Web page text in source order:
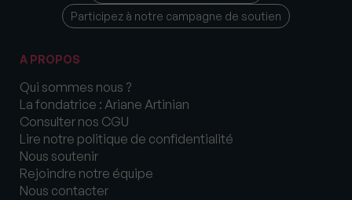
Participez à notre campagne de soutien
A PROPOS
Qui sommes nous ?
La fondatrice : Ariane Artinian
Consulter nos CGU
Lire notre politique de confidentialité
Nous soutenir
Rejoindre notre équipe
Nous contacter